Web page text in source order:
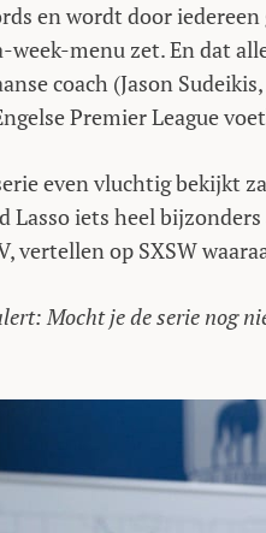
en wordt door
week-menu zet. En dat
coach (Jason
Premier League
even vluchtig bekijkt
Lasso iets heel
vertellen op SXSW
Mocht je de serie nog